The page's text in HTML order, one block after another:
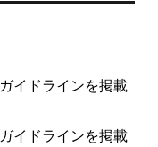
イドラインを掲載
イドラインを掲載